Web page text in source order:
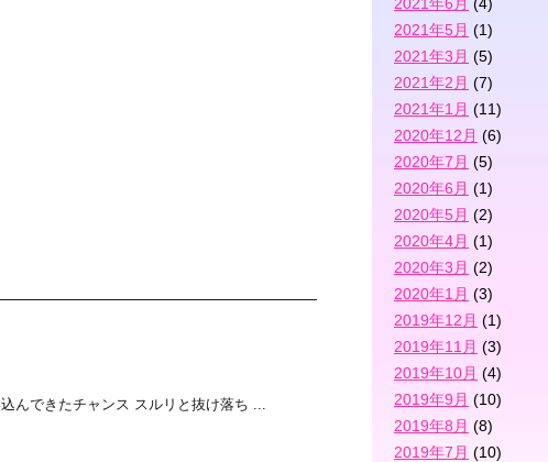
できたチャンス スルリと抜け落ち ...
2021年5月 (1)
2021年3月 (5)
2021年2月 (7)
2021年1月 (11)
2020年12月 (6)
2020年7月 (5)
2020年6月 (1)
2020年5月 (2)
2020年4月 (1)
2020年3月 (2)
2020年1月 (3)
2019年12月 (1)
2019年11月 (3)
2019年10月 (4)
2019年9月 (10)
2019年8月 (8)
2019年7月 (10)